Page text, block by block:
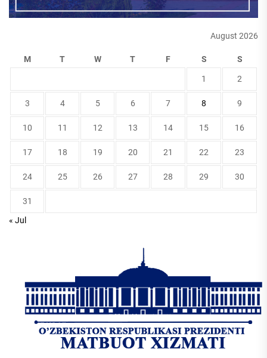
August 2026
M T W T F S S
1 2
3 4 5 6 7 8 9
10 11 12 13 14 15 16
17 18 19 20 21 22 23
24 25 26 27 28 29 30
31
« Jul